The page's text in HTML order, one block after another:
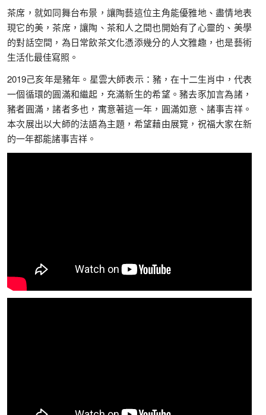
茶席，就如同舞台布景，讓陶藝這位主角能優雅地、盡情地表
現它的美，茶席，讓陶、茶和人之間也開始有了心靈的、美學
的對話空間，為日常飲茶文化憑添幾分的人文雅趣，也是藝術
生活化最佳寫照。
2019己亥年是豬年。星雲大師表示：豬，在十二生肖中，代表
一個循環的圓滿和繼起，充滿新生的希望。豬去豕加言為諸，
豬者圓滿，諸者多也，寓意著這一年，圓滿如意、諸事吉祥。
本次展出以大師的法語為主題，希望藉由展覽，祝福大家在新
的一年都能諸事吉祥。